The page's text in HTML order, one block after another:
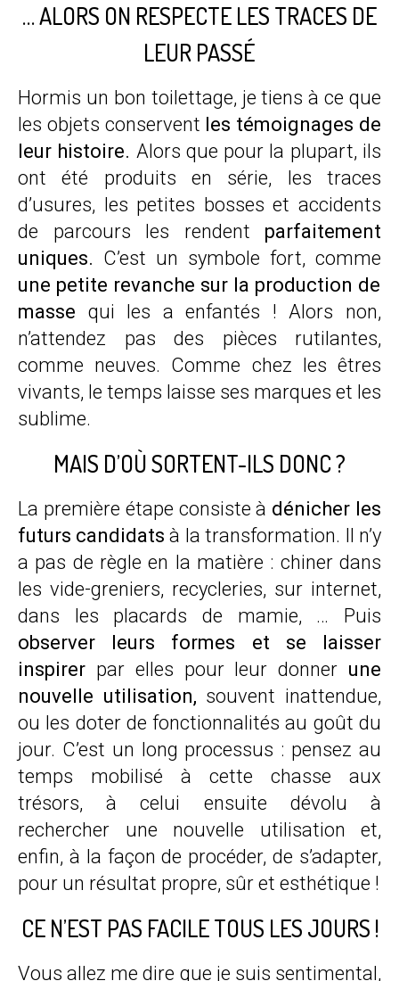
… ALORS ON RESPECTE LES TRACES DE
LEUR PASSÉ
Hormis un bon toilettage, je tiens à ce que
les objets conservent les témoignages de
leur histoire. Alors que pour la plupart, ils
ont été produits en série, les traces
d’usures, les petites bosses et accidents
de parcours les rendent parfaitement
uniques. C’est un symbole fort, comme
une petite revanche sur la production de
masse qui les a enfantés ! Alors non,
n’attendez pas des pièces rutilantes,
comme neuves. Comme chez les êtres
vivants, le temps laisse ses marques et les
sublime.
MAIS D’OÙ SORTENT-ILS DONC ?
La première étape consiste à dénicher les
futurs candidats à la transformation. Il n’y
a pas de règle en la matière : chiner dans
les vide-greniers, recycleries, sur internet,
dans les placards de mamie, … Puis
observer leurs formes et se laisser
inspirer par elles pour leur donner une
nouvelle utilisation, souvent inattendue,
ou les doter de fonctionnalités au goût du
jour. C’est un long processus : pensez au
temps mobilisé à cette chasse aux
trésors, à celui ensuite dévolu à
rechercher une nouvelle utilisation et,
enfin, à la façon de procéder, de s’adapter,
pour un résultat propre, sûr et esthétique !
CE N’EST PAS FACILE TOUS LES JOURS !
Vous allez me dire que je suis sentimental,